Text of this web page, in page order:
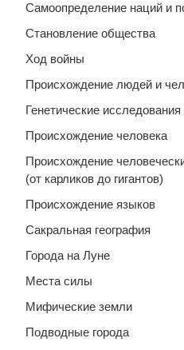
Самоопределение наций и
Становление общества
Ход войны
Происхождение людей и
Генетические исследования
Происхождение человека
Происхождение
(от карликов до гигантов)
Происхождение языков
Сакральная география
Города на Луне
Места силы
Мифические земли
Подводные города